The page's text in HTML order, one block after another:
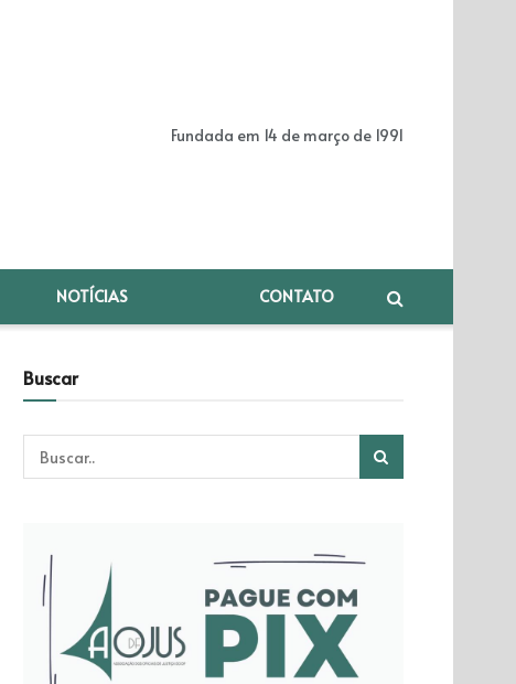
Fundada em 14 de março de 1991
NOTÍCIAS CONTATO
Buscar